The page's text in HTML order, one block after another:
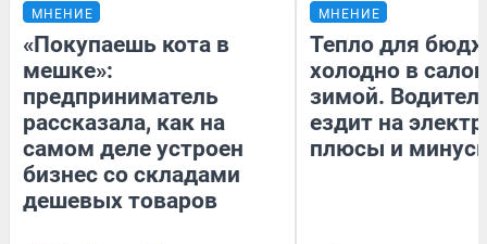
МНЕНИЕ
«Покупаешь кота в
мешке»:
предприниматель
рассказала, как на
самом деле устроен
бизнес со складами
дешевых товаров
МНЕНИЕ
Тепло для
холодно в
зимой.
ездит на
плюсы и